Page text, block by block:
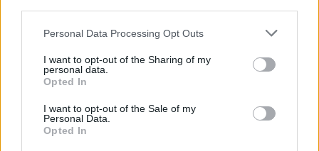
Personal Data Processing Opt Outs
I want to opt-out of the Sharing of my
personal data.
Opted In
I want to opt-out of the Sale of my
Personal Data.
Opted In